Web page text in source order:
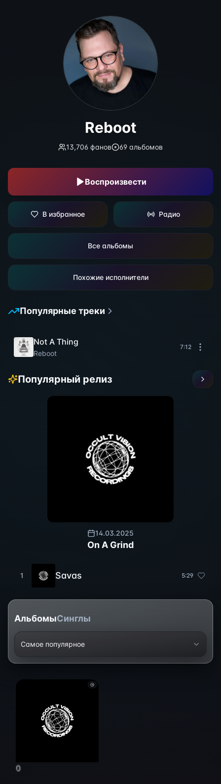
Reboot
13,706 фанов 69 альбомов
Воспроизвести
В избранное Радио
Все альбомы
Похожие исполнители
Популярные треки
Not A Thing
Reboot
7:12
Популярный релиз
14.03.2025
On A Grind
1 Savas 5:29
АльбомыСинглы
Самое популярное
0